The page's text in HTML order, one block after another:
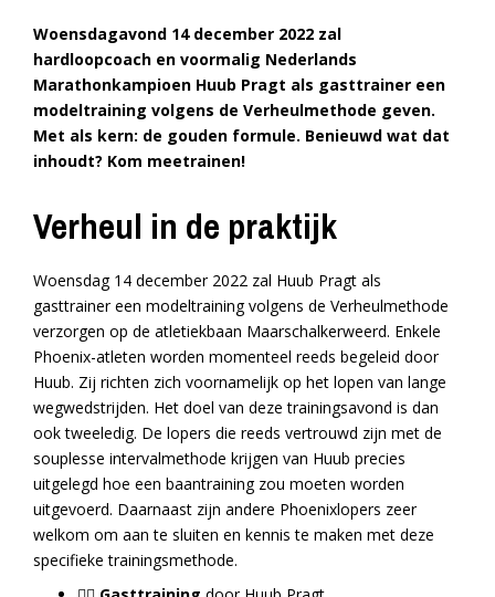
Woensdagavond 14 december 2022 zal
hardloopcoach en voormalig Nederlands
Marathonkampioen Huub Pragt als gasttrainer een
modeltraining volgens de Verheulmethode geven.
Met als kern: de gouden formule. Benieuwd wat dat
inhoudt? Kom meetrainen!
Verheul in de praktijk
Woensdag 14 december 2022 zal Huub Pragt als
gasttrainer een modeltraining volgens de Verheulmethode
verzorgen op de atletiekbaan Maarschalkerweerd. Enkele
Phoenix-atleten worden momenteel reeds begeleid door
Huub. Zij richten zich voornamelijk op het lopen van lange
wegwedstrijden. Het doel van deze trainingsavond is dan
ook tweeledig. De lopers die reeds vertrouwd zijn met de
souplesse intervalmethode krijgen van Huub precies
uitgelegd hoe een baantraining zou moeten worden
uitgevoerd. Daarnaast zijn andere Phoenixlopers zeer
welkom om aan te sluiten en kennis te maken met deze
specifieke trainingsmethode.